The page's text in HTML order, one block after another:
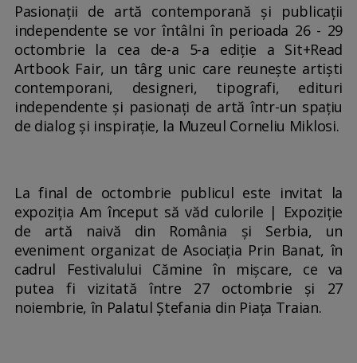
Pasionații de artă contemporană și publicații
independente se vor întâlni în perioada 26 - 29
octombrie la cea de-a 5-a ediție a Sit+Read
Artbook Fair, un târg unic care reunește artiști
contemporani, designeri, tipografi, edituri
independente și pasionați de artă într-un spațiu
de dialog și inspirație, la Muzeul Corneliu Miklosi.
La final de octombrie publicul este invitat la
expoziția Am început să văd culorile | Expoziție
de artă naivă din România și Serbia, un
eveniment organizat de Asociația Prin Banat, în
cadrul Festivalului Cămine în mișcare, ce va
putea fi vizitată între 27 octombrie și 27
noiembrie, în Palatul Ștefania din Piața Traian.